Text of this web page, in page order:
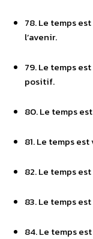
78. Le temps
l’avenir.
79. Le temps
positif.
80. Le temps
81. Le temps
82. Le temps
83. Le temps
84. Le temps